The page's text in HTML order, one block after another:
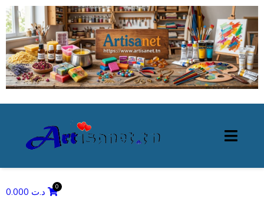
د.ت